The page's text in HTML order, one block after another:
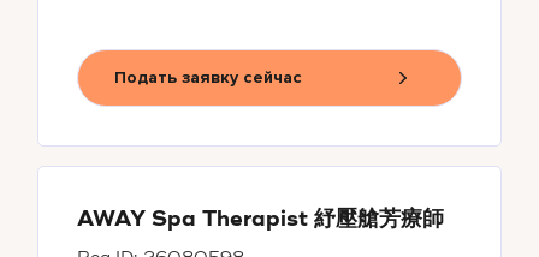
Подать заявку сейчас
AWAY Spa Therapist 紓壓艙芳療師